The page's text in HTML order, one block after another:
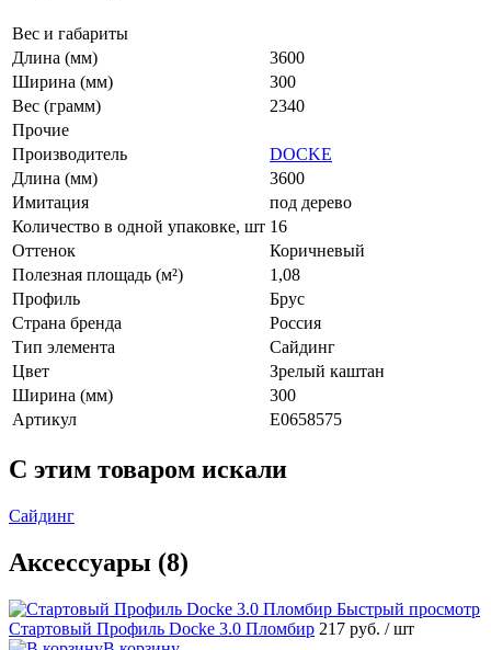
Вес и габариты
Длина (мм)
3600
Ширина (мм)
300
Вес (грамм)
2340
Прочие
Производитель
DOCKE
Длина (мм)
3600
Имитация
под дерево
Количество в одной упаковке, шт 16
Оттенок
Коричневый
Полезная площадь (м²)
1,08
Профиль
Брус
Страна бренда
Россия
Тип элемента
Сайдинг
Цвет
Зрелый каштан
Ширина (мм)
300
Артикул
E0658575
C этим товаром искали
Сайдинг
Аксессуары (8)
Быстрый просмотр
Стартовый Профиль Docke 3.0 Пломбир 217 руб. / шт